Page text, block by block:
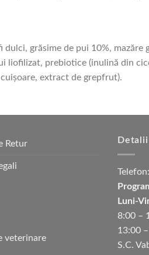
grăsime de pui 10%,
liofilizat, prebiotice (inulină din
extract de grepfrut).
Retur
Telefon:
Luni-
8:00 –
13:00
S.C.